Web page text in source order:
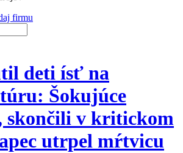
firmu
deti ísť na
Šokujúce
skončili v kritickom
utrpel mŕtvicu